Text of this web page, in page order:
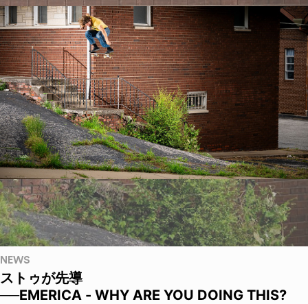
NEWS
ストゥが先導
──EMERICA - WHY ARE YOU DOING THIS?